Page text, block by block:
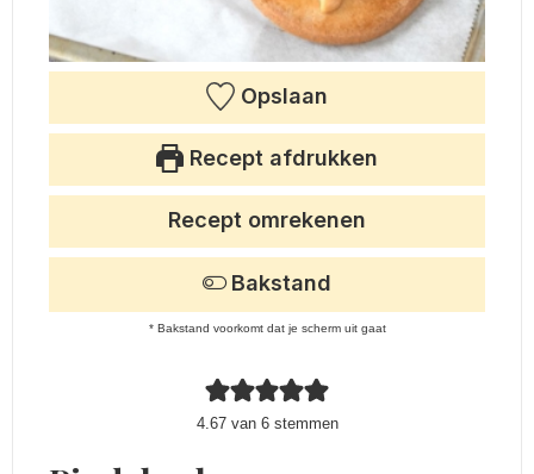
Opslaan
Recept afdrukken
4.67van 6stemmen
Recept omrekenen
Bakstand
* Bakstand voorkomt dat je scherm uit gaat